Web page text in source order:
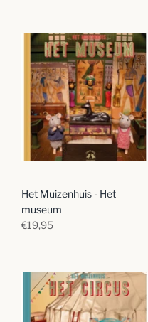
Het Muizenhuis - Het
museum
€19,95